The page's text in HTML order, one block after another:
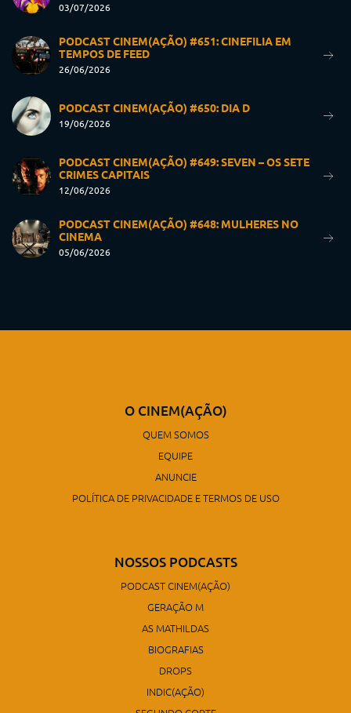
03/07/2026
PODCAST CINEM(AÇÃO) #651: CINEFILIA EM
TEMPOS DE FEED
26/06/2026
PODCAST CINEM(AÇÃO) #650: DIA D
19/06/2026
PODCAST CINEM(AÇÃO) #649: SEVEN – OS SETE
CRIMES CAPITAIS
12/06/2026
PODCAST CINEM(AÇÃO) #648: MULHERES NO
CINEMA
05/06/2026
O CINEM(AÇÃO)
QUEM SOMOS
EQUIPE
ANUNCIE
POLÍTICA DE PRIVACIDADE E TERMOS DE USO
NOSSOS PODCASTS
PODCAST CINEM(AÇÃO)
GERAÇÃO M
AS MATHILDAS
BIOGRAFIAS
DROPS
INDIC(AÇÃO)